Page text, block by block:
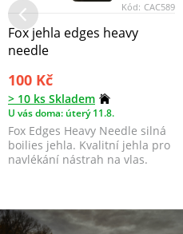
Kód: CAC589
Fox jehla edges heavy
needle
100 Kč
> 10 ks Skladem
U vás doma: úterý 11.8.
Fox Edges Heavy Needle silná
boilies jehla. Kvalitní jehla pro
navlékání nástrah na vlas.